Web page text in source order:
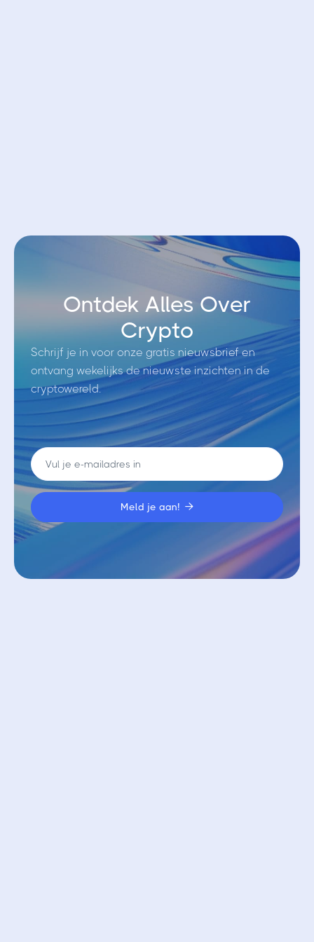
Ontdek Alles Over
Crypto
Schrijf je in voor onze gratis nieuwsbrief en
ontvang wekelijks de nieuwste inzichten in de
cryptowereld.
